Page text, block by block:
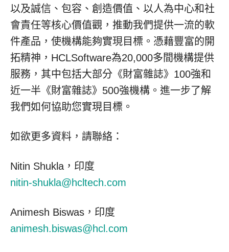
以及誠信、包容、創造價值、以人為中心和社
會責任等核心價值觀，推動我們提供一流的軟
件產品，使機構能夠實現目標。憑藉豐富的開
拓精神，HCLSoftware為20,000多間機構提供
服務，其中包括大部分《財富雜誌》100強和
近一半《財富雜誌》500強機構。進一步了解
我們如何協助您實現目標。
如欲更多資料，請聯絡：
Nitin Shukla，印度
nitin-shukla@hcltech.com
Animesh Biswas，印度
animesh.biswas@hcl.com